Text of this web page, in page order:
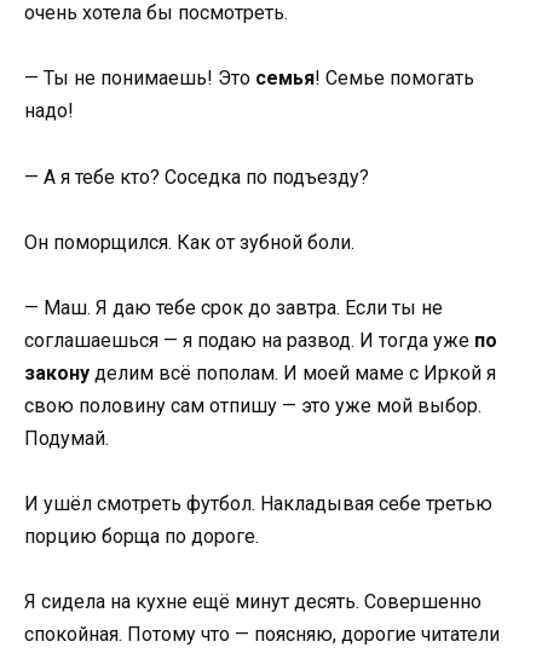
очень хотела бы посмотреть.
— Ты не понимаешь! Это семья! Семье помогать
надо!
— А я тебе кто? Соседка по подъезду?
Он поморщился. Как от зубной боли.
— Маш. Я даю тебе срок до завтра. Если ты не
соглашаешься — я подаю на развод. И тогда уже по
закону делим всё пополам. И моей маме с Иркой я
свою половину сам отпишу — это уже мой выбор.
Подумай.
И ушёл смотреть футбол. Накладывая себе третью
порцию борща по дороге.
Я сидела на кухне ещё минут десять. Совершенно
спокойная. Потому что — поясняю, дорогие читатели